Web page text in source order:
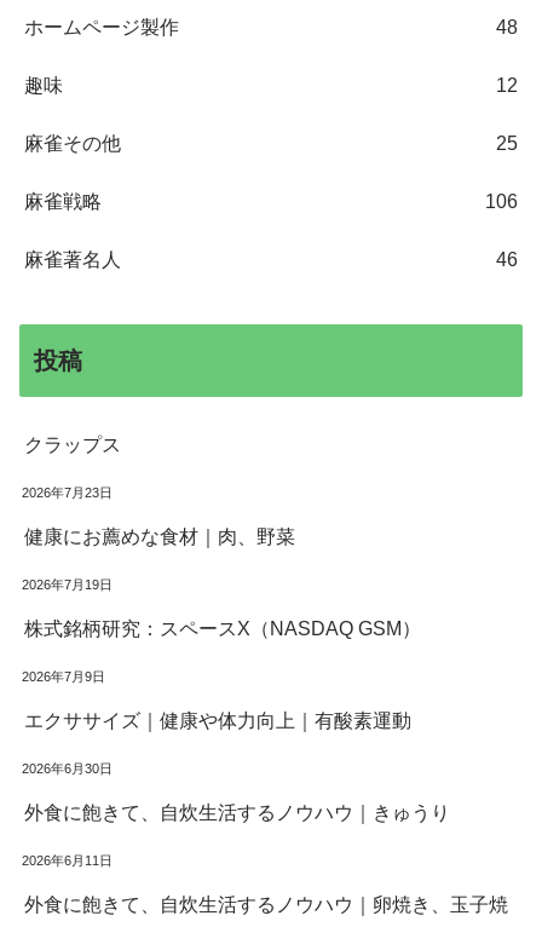
ホームページ製作 48
趣味 12
麻雀その他 25
麻雀戦略 106
麻雀著名人 46
投稿
クラップス
2026年7月23日
健康にお薦めな食材｜肉、野菜
2026年7月19日
株式銘柄研究：スペースX（NASDAQ GSM）
2026年7月9日
エクササイズ｜健康や体力向上｜有酸素運動
2026年6月30日
外食に飽きて、自炊生活するノウハウ｜きゅうり
2026年6月11日
外食に飽きて、自炊生活するノウハウ｜卵焼き、玉子焼